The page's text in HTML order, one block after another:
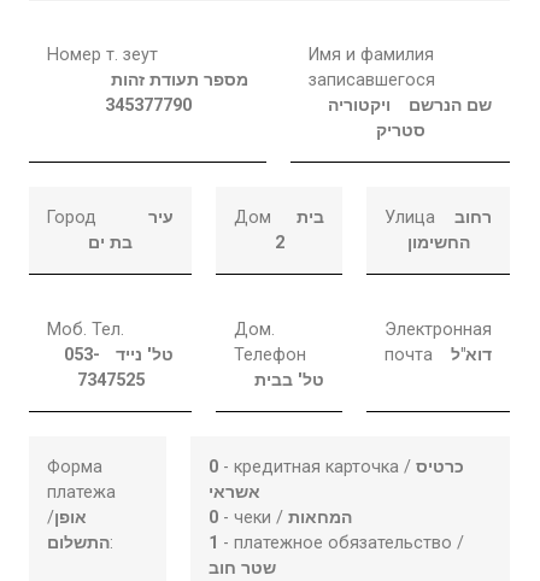
Номер т. зеут
מספר תעודת זהות
345377790
Имя и фамилия
записавшегося
שם הנרשם
ויקטוריה
סטריק
Город
עיר
בת ים
Дом
בית
2
Улица
רחוב
החשימון
Моб. Тел.
טל' נייד
053-
7347525
Дом.
Телефон
טל' בבית
Электронная
почта
דוא"ל
Форма
платежа
/אופן
התשלום:
0 - кредитная карточка /כרטיס
אשראי
0 - чеки /המחאות
1 - платежное обязательство /
שטר חוב